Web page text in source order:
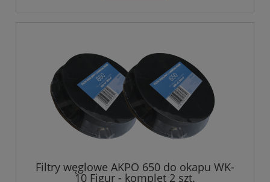
Filtry węglowe AKPO 650 do okapu WK-
10 Figur - komplet 2 szt.